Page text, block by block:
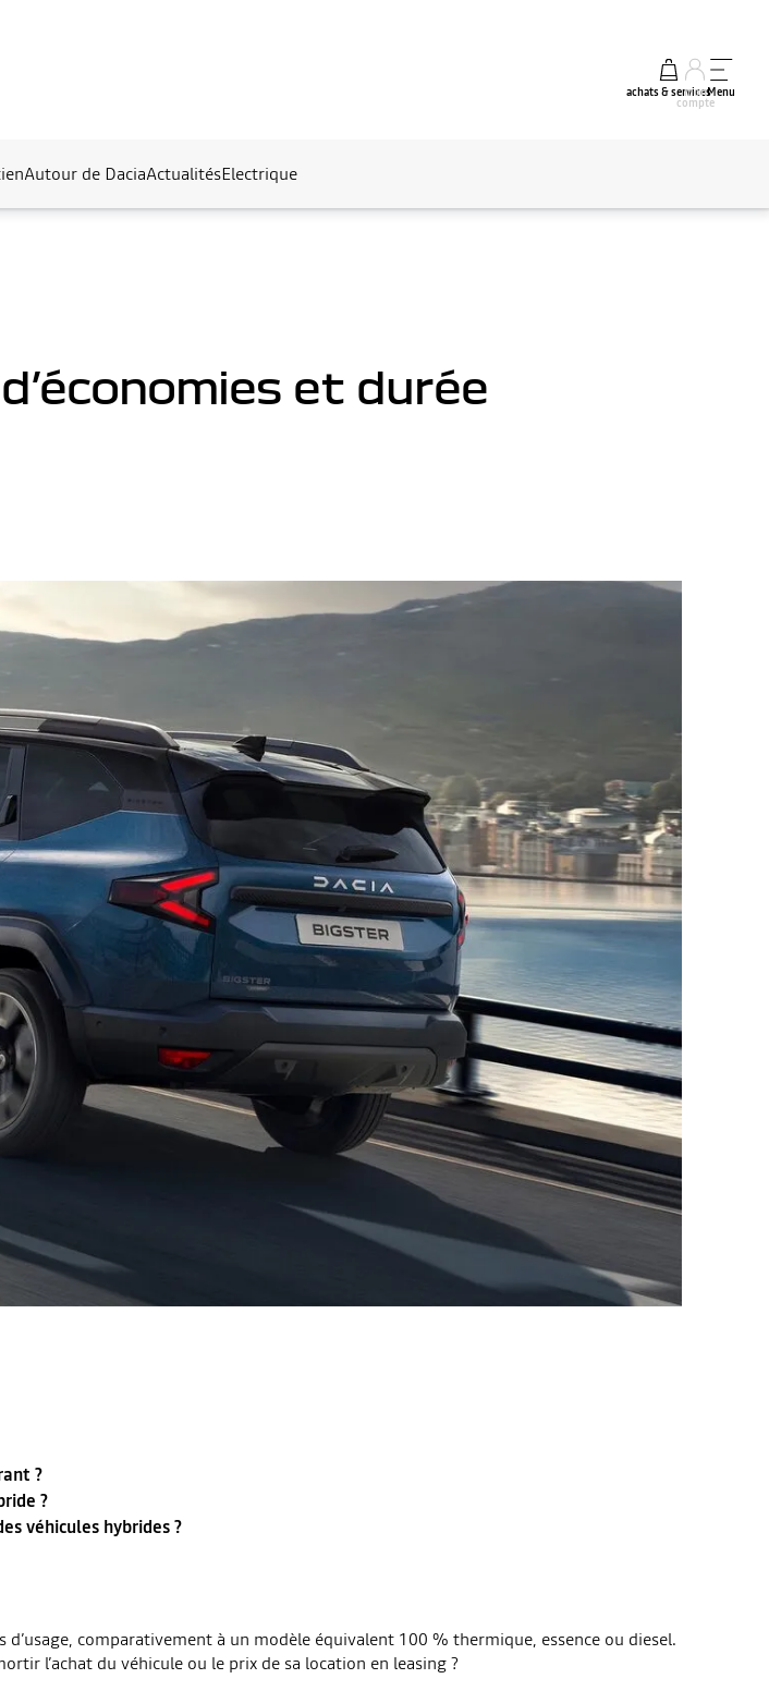
achats & services
mon
compte
Menu
Autour de DaciaActualitésElectrique
et durée
?
?
véhicules hybrides ?
comparativement à un modèle équivalent 100 % thermique, essence ou diesel.
l’achat du véhicule ou le prix de sa location en leasing ?